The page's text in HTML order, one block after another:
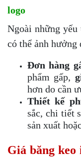
logo
Ngoài những
có thể ảnh hưởng
Đơn hàng
phẩm gấp,
hơn do cần
Thiết kế
sắc, chi tiết
sản xuất
Giá băng